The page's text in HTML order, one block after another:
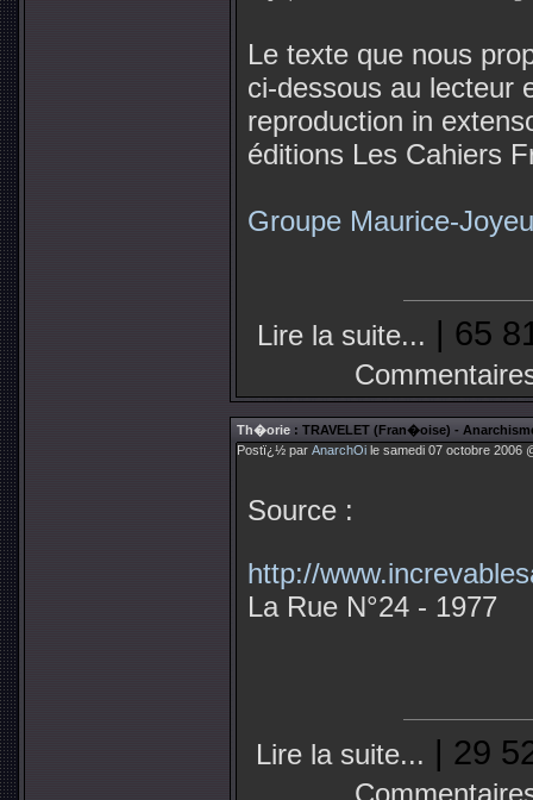
Le texte que nous
ci-dessous au lecteur
reproduction in
éditions Les Cahiers
Groupe Maurice-
Lire la suite... | 65
Th�orie : TRAVELET (Fran�oise) -
Postï¿½ par AnarchOi le samedi 07 octobre 2006
Source :
http://
La Rue N°24 - 1977
Lire la suite... | 29